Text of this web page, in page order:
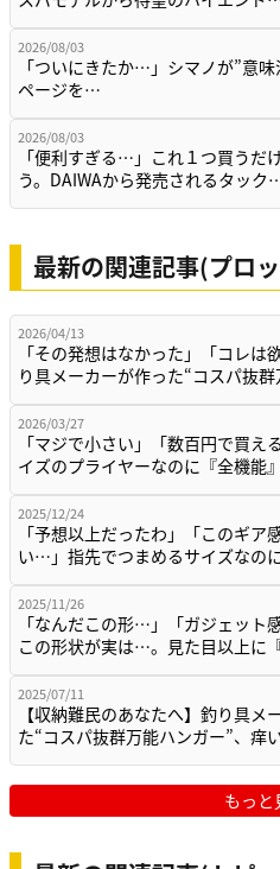
2026/08/03
「ついにきたか…」シマノが”意
ページを…
2026/08/03
「便利すぎる…」これ１つ買うだ
う。DAIWAから発売されるタック
最新の関連記事(プロ
2026/04/13
「その発想はなかった」「コレは
り具メーカーが作った“コスパ抜
2026/03/27
「マジで小さい」「数百円で買え
イズのプライヤーなのに『全機能
2025/12/24
「予想以上だったわ」「このギア
い…」指先でつまめるサイズなの
2025/11/26
「なんだこの形…」「ガジェット
この形状が実は…。見た目以上に
2025/07/11
【収納難民のあなたへ】釣り具メ
た“コスパ抜群万能ハンガー”、痒
もっと